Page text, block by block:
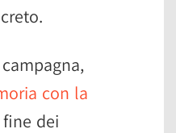
con la
dei